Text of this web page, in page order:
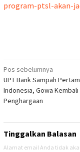
program-ptsl-akan-
Navigasi
pos
Pos sebelumnya
UPT Bank Sampah
Indonesia, Gowa Kembali
Penghargaan
Tinggalkan Balasan
Alamat email Anda tidak